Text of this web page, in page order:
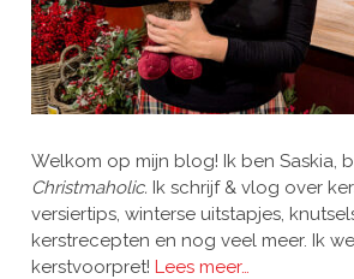
Welkom op mijn blog! Ik ben Saskia,
Christmaholic. Ik schrijf & vlog over
versiertips, winterse uitstapjes,
kerstrecepten en nog veel meer. Ik
kerstvoorpret! Lees meer…